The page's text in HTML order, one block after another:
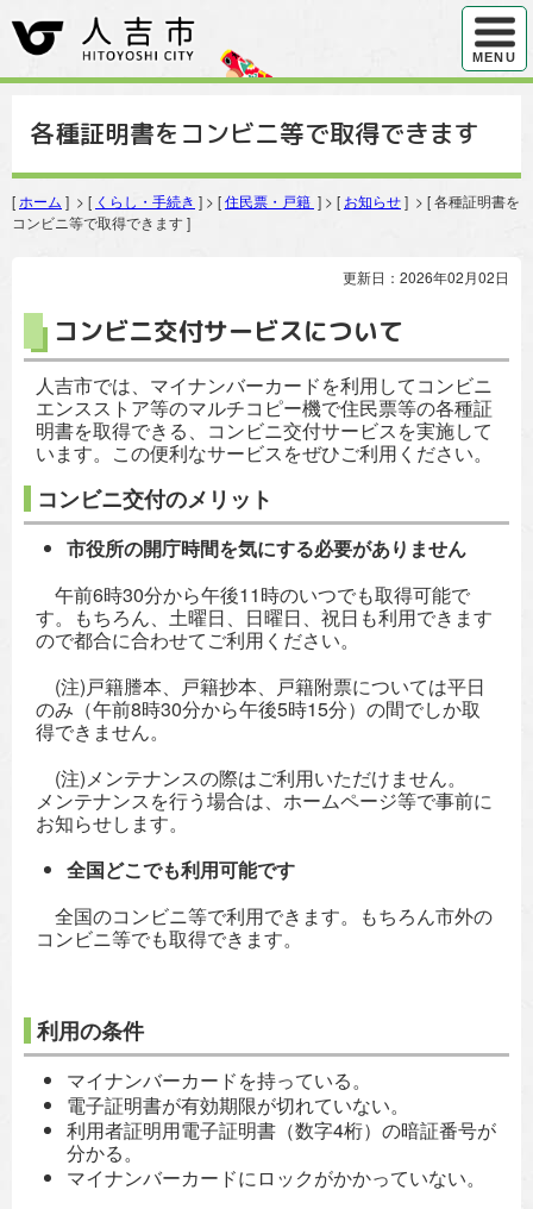
ハンバ
MENU
各種証明書をコンビニ等で取得できます
[ ホーム ] > [ くらし・手続き ] > [住民票・戸籍 ] > [ お知らせ] > [ 各種証明書を
コンビニ等で取得できます ]
更新日：2026年02月02日
コンビニ交付サービスについて
人吉市では、マイナンバーカードを利用してコンビニ
エンスストア等のマルチコピー機で住民票等の各種証
明書を取得できる、コンビニ交付サービスを実施して
います。この便利なサービスをぜひご利用ください。
コンビニ交付のメリット
市役所の開庁時間を気にする必要がありません
午前6時30分から午後11時のいつでも取得可能で
す。もちろん、土曜日、日曜日、祝日も利用できます
ので都合に合わせてご利用ください。
(注)戸籍謄本、戸籍抄本、戸籍附票については平日
のみ（午前8時30分から午後5時15分）の間でしか取
得できません。
(注)メンテナンスの際はご利用いただけません。
メンテナンスを行う場合は、ホームページ等で事前に
お知らせします。
全国どこでも利用可能です
全国のコンビニ等で利用できます。もちろん市外の
コンビニ等でも取得できます。
利用の条件
マイナンバーカードを持っている。
電子証明書が有効期限が切れていない。
利用者証明用電子証明書（数字4桁）の暗証番号が
分かる。
マイナンバーカードにロックがかかっていない。